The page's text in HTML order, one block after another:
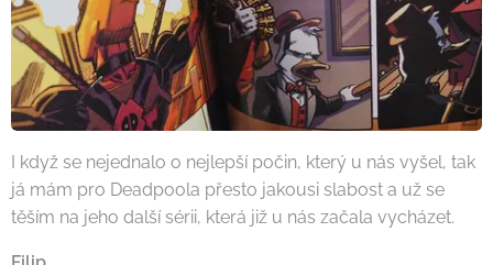
I když se nejednalo o nejlepší počin, který u nás vyšel, tak
já mám pro Deadpoola přesto jakousi slabost a už se
těším na jeho další sérii, která již u nás začala vycházet.